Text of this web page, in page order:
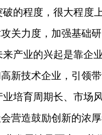
的程度，很大程度
关力度，加强基础
产业的兴起是靠企
新技术企业，引领
培育周期长、市场
营造鼓励创新的浓厚